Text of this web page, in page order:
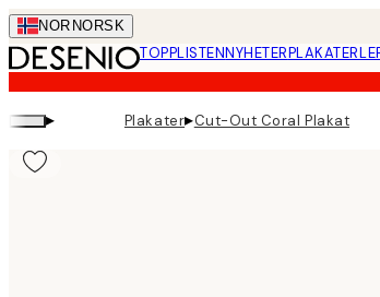
Skip
to
main
content.
NOR NORSK
TOPPLISTENNYHETERPLAKATER
▸ Plakater▸Cut-Out Coral Plakat